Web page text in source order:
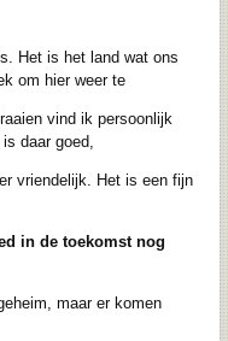
Het is het land wat ons
om hier weer te
vind ik persoonlijk
daar goed,
vriendelijk. Het is een fijn
in de toekomst nog
maar er komen